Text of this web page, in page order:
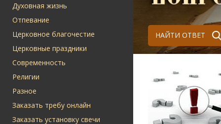
Духовная жизнь
Отпевание
Церковное благочестие
Церковные праздники
Современность
Религии
Разное
Заказать требу онлайн
Заказать установку свечи
НАЙТИ ОТВЕТ